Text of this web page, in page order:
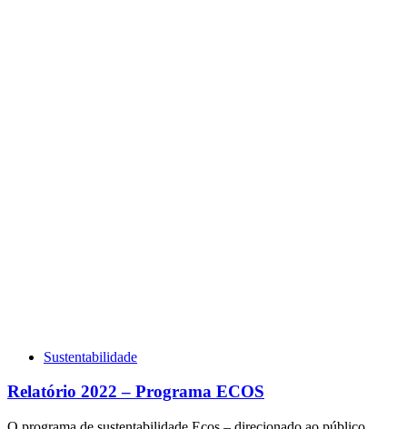
Sustentabilidade
Relatório 2022 – Programa ECOS